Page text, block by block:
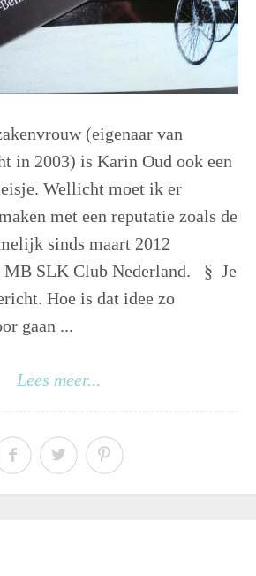
(eigenaar van
in 2003) is Karin Oud ook een
Wellicht moet ik er
met een reputatie zoals de
sinds maart 2012
MB SLK Club Nederland. § Je
Hoe is dat idee zo
gaan ...
Lees meer...